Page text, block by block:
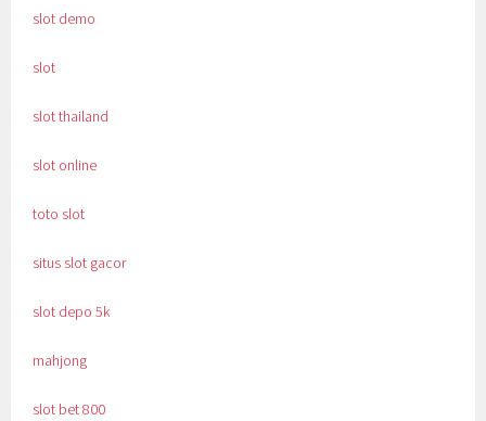
slot demo
slot
slot thailand
slot online
toto slot
situs slot gacor
slot depo 5k
mahjong
slot bet 800